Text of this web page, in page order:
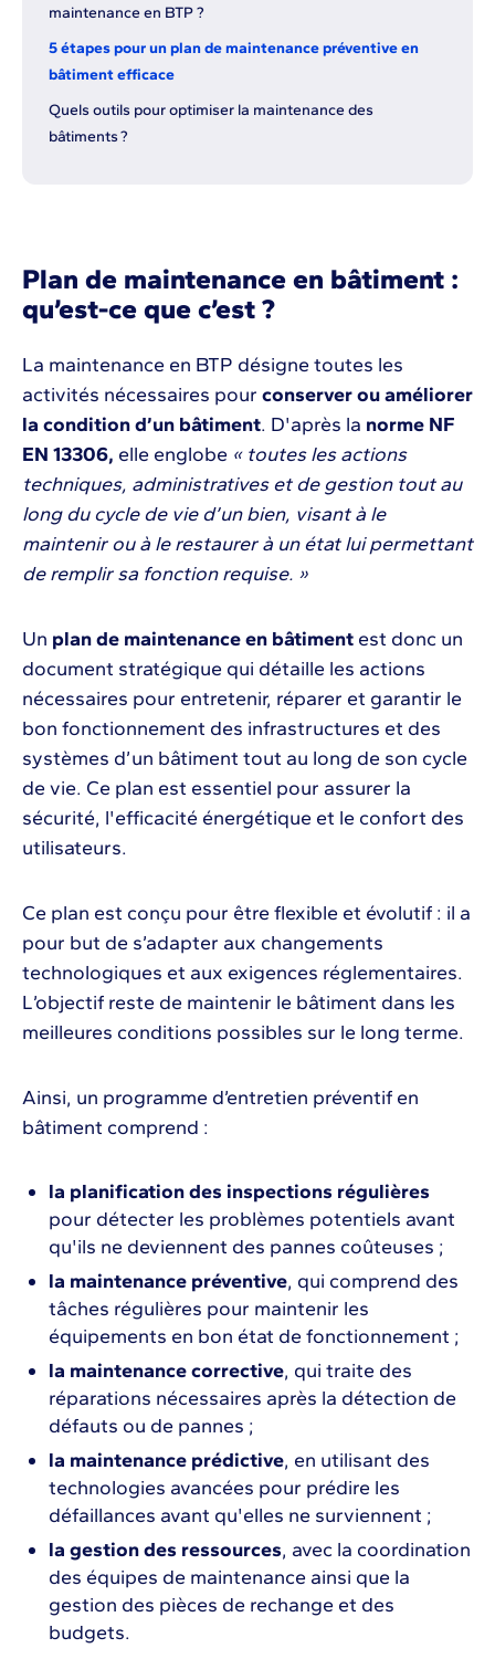
maintenance en BTP ?
5 étapes pour un plan de maintenance préventive en
bâtiment efficace
Quels outils pour optimiser la maintenance des
bâtiments ?
Plan de maintenance en bâtiment :
qu’est-ce que c’est ?
La maintenance en BTP désigne toutes les
activités nécessaires pour conserver ou améliorer
la condition d’un bâtiment. D'après la norme NF
EN 13306, elle englobe « toutes les actions
techniques, administratives et de gestion tout au
long du cycle de vie d’un bien, visant à le
maintenir ou à le restaurer à un état lui permettant
de remplir sa fonction requise. »
Un plan de maintenance en bâtiment est donc un
document stratégique qui détaille les actions
nécessaires pour entretenir, réparer et garantir le
bon fonctionnement des infrastructures et des
systèmes d’un bâtiment tout au long de son cycle
de vie. Ce plan est essentiel pour assurer la
sécurité, l'efficacité énergétique et le confort des
utilisateurs.
Ce plan est conçu pour être flexible et évolutif : il a
pour but de s’adapter aux changements
technologiques et aux exigences réglementaires.
L’objectif reste de maintenir le bâtiment dans les
meilleures conditions possibles sur le long terme.
Ainsi, un programme d’entretien préventif en
bâtiment comprend :
la planification des inspections régulières
pour détecter les problèmes potentiels avant
qu'ils ne deviennent des pannes coûteuses ;
la maintenance préventive, qui comprend des
tâches régulières pour maintenir les
équipements en bon état de fonctionnement ;
la maintenance corrective, qui traite des
réparations nécessaires après la détection de
défauts ou de pannes ;
la maintenance prédictive, en utilisant des
technologies avancées pour prédire les
défaillances avant qu'elles ne surviennent ;
la gestion des ressources, avec la coordination
des équipes de maintenance ainsi que la
gestion des pièces de rechange et des
budgets.